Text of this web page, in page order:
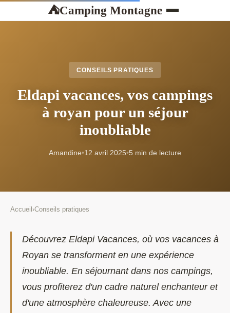
⛺Camping Montagne
CONSEILS PRATIQUES
Eldapi vacances, vos campings
à royan pour un séjour
inoubliable
Amandine•12 avril 2025•5 min de lecture
Accueil ›Conseils pratiques
Découvrez Eldapi Vacances, où vos vacances à
Royan se transforment en une expérience
inoubliable. En séjournant dans nos campings,
vous profiterez d'un cadre naturel enchanteur et
d'une atmosphère chaleureuse. Avec une